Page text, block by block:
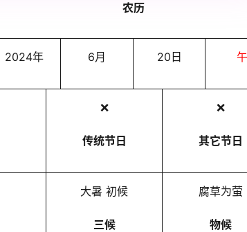
农历
2024年 6月 20日 午
❌
传统节日
❌
其它节日
大暑 初候
三候
腐草为萤
物候